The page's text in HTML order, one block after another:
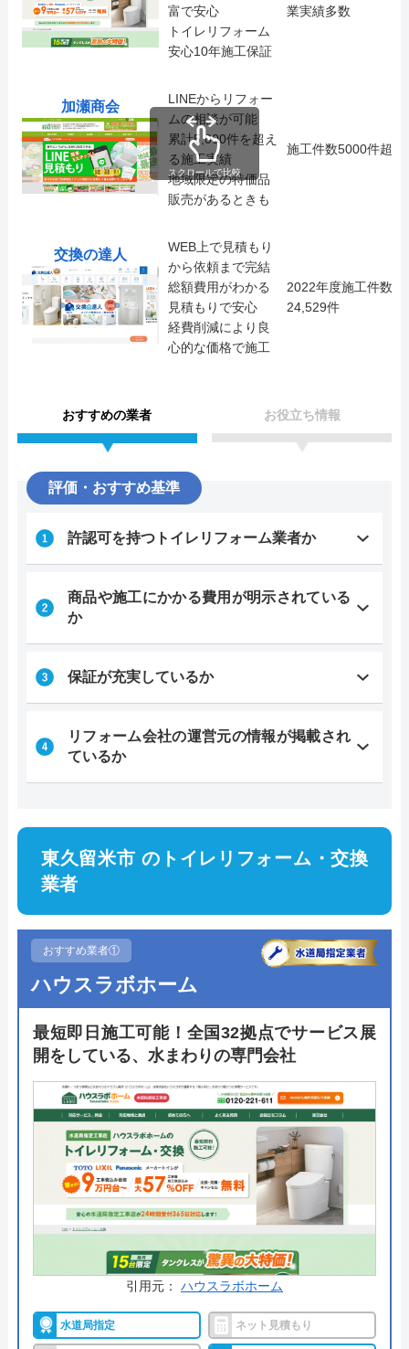
富で安心
トイレリフォーム
安心10年施工保証
業実績多数
加瀬商会
LINEからリフォー
ムの相談が可能
累計5,000件を超え
る施工実績
地域限定の特価品
販売があるときも
施工件数5000件超
交換の達人
WEB上で見積もり
から依頼まで完結
総額費用がわかる
見積もりで安心
経費削減により良
心的な価格で施工
2022年度施工件数
24,529件
スクロールで比較
おすすめの業者 お役立ち情報
評価・おすすめ基準
許認可を持つトイレリフォーム業者か
商品や施工にかかる費用が明示されている
か
保証が充実しているか
リフォーム会社の運営元の情報が掲載され
ているか
東久留米市 のトイレリフォーム・交換
業者
おすすめ業者①
ハウスラボホーム
最短即日施工可能！全国32拠点でサービス展
開をしている、水まわりの専門会社
引用元： ハウスラボホーム
水道局指定 ネット見積もり